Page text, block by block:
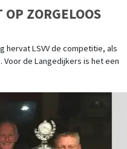
ZORGELOOS
hervat LSVV de competitie, als
de Langedijkers is het een